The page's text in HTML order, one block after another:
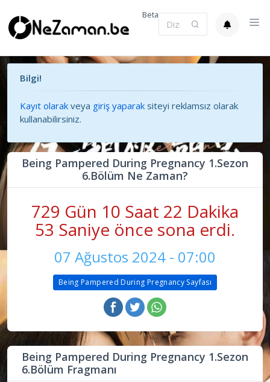
Beta
Bilgi!
Kayıt olarak veya giriş yaparak siteyi reklamsız olarak
kullanabilirsiniz.
Being Pampered During Pregnancy 1.Sezon
6.Bölüm Ne Zaman?
729 Gün 10 Saat 22 Dakika
53 Saniye önce sona erdi.
07 Ağustos 2024 - 07:00
Being Pampered During Pregnancy Sayfası
Being Pampered During Pregnancy 1.Sezon
6.Bölüm Fragmanı